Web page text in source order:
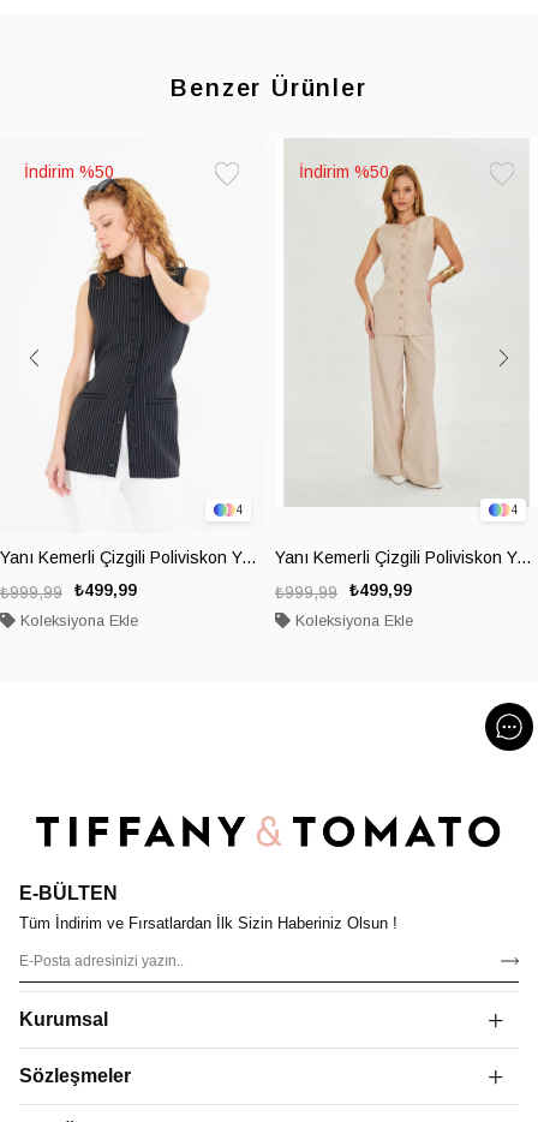
Benzer Ürünler
4
Yanı Kemerli Çizgili Poliviskon Yelek
₺499,99
₺999,99
Koleksiyona Ekle
%50
4
Yanı Kemerli Çizgili Poliviskon Yelek
₺499,99
₺999,99
Koleksiyona Ekle
%50
E-BÜLTEN
Tüm İndirim ve Fırsatlardan İlk Sizin Haberiniz Olsun !
Kurumsal
Sözleşmeler